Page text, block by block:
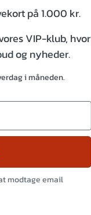
på 1.000 kr.
VIP-klub, hvor
og nyheder.
i måneden.
modtage email